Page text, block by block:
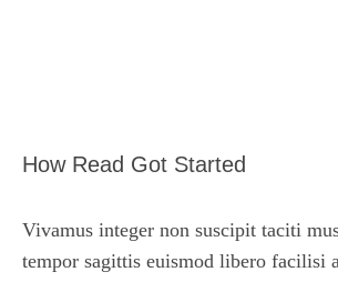
How Read Got Started
Vivamus integer non suscipit taciti
tempor sagittis euismod libero facilisi